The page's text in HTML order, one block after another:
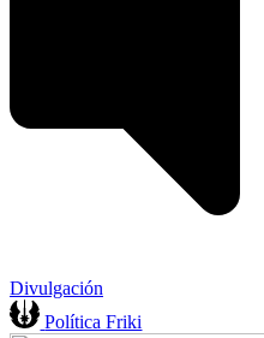
Divulgación
Política Friki